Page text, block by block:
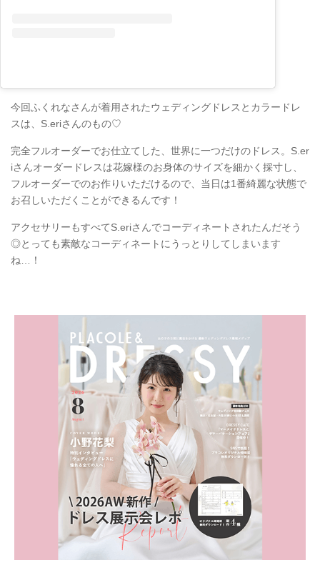
今回ふくれなさんが着用されたウェディングドレスとカラードレ
スは、S.eriさんのもの♡
完全フルオーダーでお仕立てした、世界に一つだけのドレス。S.er
iさんオーダードレスは花嫁様のお身体のサイズを細かく採寸し、
フルオーダーでのお作りいただけるので、当日は1番綺麗な状態で
お召しいただくことができるんです！
アクセサリーもすべてS.eriさんでコーディネートされたんだそう
◎とっても素敵なコーディネートにうっとりしてしまいます
ね…！